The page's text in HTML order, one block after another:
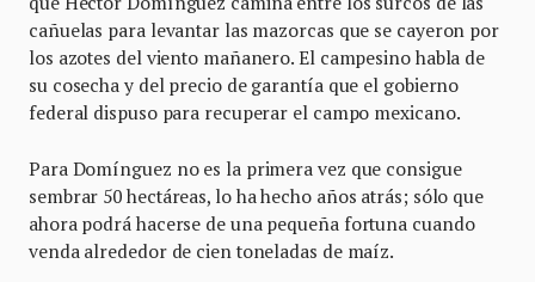
cañuelas para levantar las mazorcas que se cayeron por
los azotes del viento mañanero. El campesino habla de
su cosecha y del precio de garantía que el gobierno
federal dispuso para recuperar el campo mexicano.
Para Domínguez no es la primera vez que consigue
sembrar 50 hectáreas, lo ha hecho años atrás; sólo que
ahora podrá hacerse de una pequeña fortuna cuando
venda alrededor de cien toneladas de maíz.